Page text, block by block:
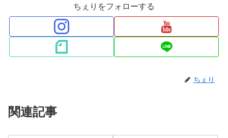
ちぇりをフォローする
ちぇり
関連記事